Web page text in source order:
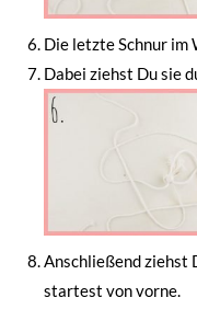
Die letzte Schnur im
Dabei ziehst Du sie
Anschließend ziehst
startest von vorne.